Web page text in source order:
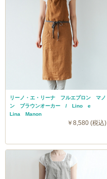
リーノ・エ・リーナ フルエプロン マノ
ン ブラウンオーカー / Lino e
Lina Manon
￥8,580 (税込)